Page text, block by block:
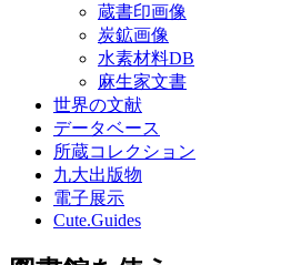
蔵書印画像
炭鉱画像
水素材料DB
麻生家文書
世界の文献
データベース
所蔵コレクション
九大出版物
電子展示
Cute.Guides